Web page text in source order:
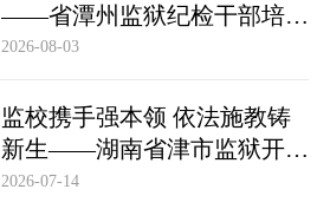
——省潭州监狱纪检干部培训
实现全覆盖
2026-08-03
监校携手强本领 依法施教铸
新生——湖南省津市监狱开展
基层警察教育改造专项技能培
2026-07-14